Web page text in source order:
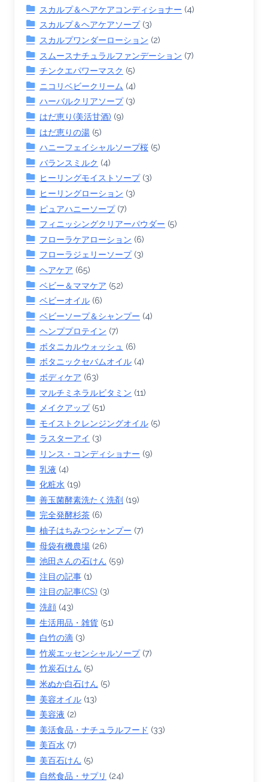
スカルプ＆ヘアケアコンディショナー (4)
スカルプ＆ヘアケアソープ(3)
スカルプワンダーローション (2)
スムースナチュラルファンデーション (7)
チンクエパワーマスク (5)
ニコリベビークリーム (4)
ハーバルクリアソープ(3)
はだ恵り(美活甘酒) (9)
はだ恵りの湯 (5)
ハニーフェイシャルソープ桜 (5)
バランスミルク (4)
ヒーリングモイストソープ(3)
ヒーリングローション (3)
ピュアハニーソープ(7)
フィニッシングクリアーパウダー (5)
フローラケアローション (6)
フローラジェリーソープ(3)
ヘアケア (65)
ベビー＆ママケア (52)
ベビーオイル (6)
ベビーソープ＆シャンプー (4)
ヘンププロテイン (7)
ボタニカルウォッシュ (6)
ボタニックセバムオイル (4)
ボディケア (63)
マルチミネラルビタミン (11)
メイクアップ(51)
モイストクレンジングオイル (5)
ラスターアイ (3)
リンス・コンディショナー (9)
乳液 (4)
化粧水 (19)
善玉菌酵素洗たく洗剤 (19)
完全発酵杉茶 (6)
柚子はちみつシャンプー (7)
母袋有機農場 (26)
池田さんの石けん (59)
注目の記事 (1)
注目の記事(CS) (3)
洗顔 (43)
生活用品・雑貨 (51)
白竹の滴 (3)
竹炭エッセンシャルソープ(7)
竹炭石けん (5)
米ぬか白石けん (5)
美容オイル (13)
美容液 (2)
美活食品・ナチュラルフード (33)
美百水 (7)
美百石けん (5)
自然食品・サプリ (24)